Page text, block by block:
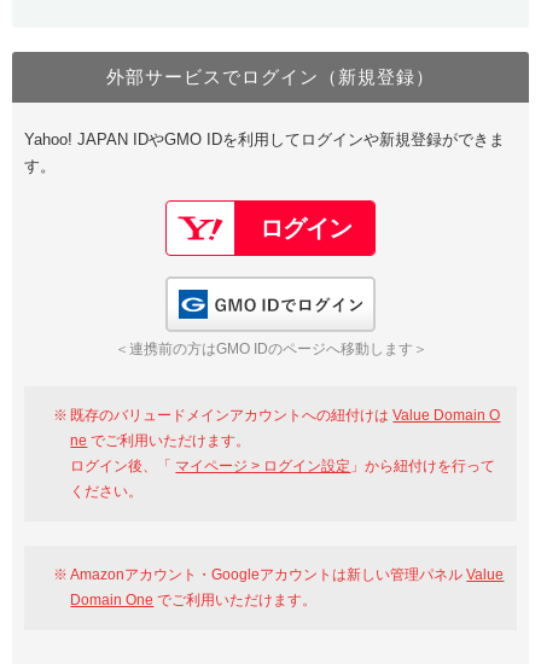
Value Domain Oneにログイン
Google
GMO ID Amazon
※AmazonはValue Domain Oneのログイン画面へ遷移します
Value Domain Oneアカウント作成
以下でも登録可能
Google Yahoo!
GMO ID
外部サービスでログイン（新規登録）
Yahoo! JAPAN IDやGMO IDを利用してログインや新規登録ができま
す。
＜連携前の方はGMO IDのページへ移動します＞
既存のバリュードメインアカウントへの紐付けはValue Domain O
ne でご利用いただけます。
ログイン後、「 マイページ > ログイン設定 」から紐付けを行って
ください。
Amazonアカウント・Googleアカウントは新しい管理パネルValue
Domain One でご利用いただけます。